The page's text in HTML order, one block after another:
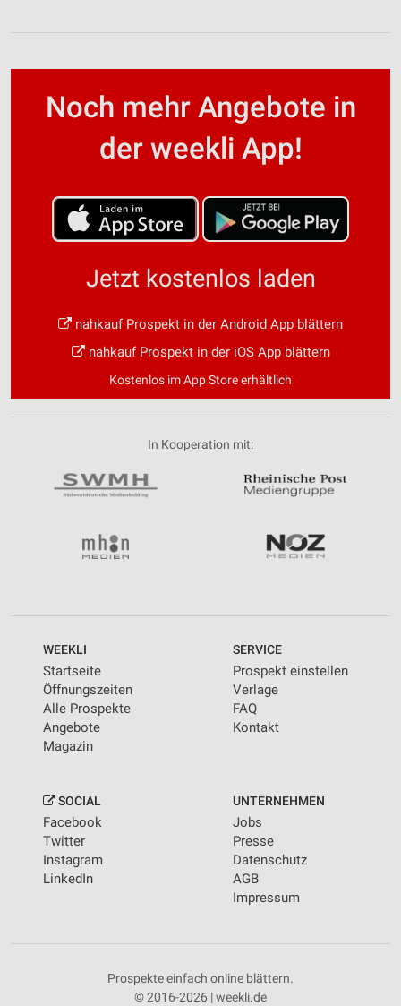
Noch mehr Angebote in
der weekli App!
Jetzt kostenlos laden
nahkauf Prospekt in der Android App blättern
nahkauf Prospekt in der iOS App blättern
Kostenlos im App Store erhältlich
In Kooperation mit:
WEEKLI
Startseite
Öffnungszeiten
Alle Prospekte
Angebote
Magazin
SERVICE
Prospekt einstellen
Verlage
FAQ
Kontakt
SOCIAL
Facebook
Twitter
Instagram
LinkedIn
UNTERNEHMEN
Jobs
Presse
Datenschutz
AGB
Impressum
Prospekte einfach online blättern.
© 2016-2026 | weekli.de